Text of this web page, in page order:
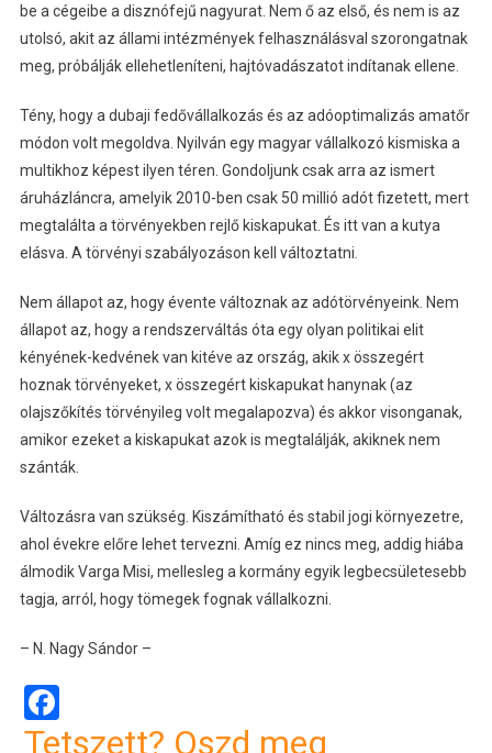
be a cégeibe a disznófejű nagyurat. Nem ő az első, és nem is az
utolsó, akit az állami intézmények felhasználásval szorongatnak
meg, próbálják ellehetleníteni, hajtóvadászatot indítanak ellene.
Tény, hogy a dubaji fedővállalkozás és az adóoptimalizás amatőr
módon volt megoldva. Nyilván egy magyar vállalkozó kismiska a
multikhoz képest ilyen téren. Gondoljunk csak arra az ismert
áruházláncra, amelyik 2010-ben csak 50 millió adót fizetett, mert
megtalálta a törvényekben rejlő kiskapukat. És itt van a kutya
elásva. A törvényi szabályozáson kell változtatni.
Nem állapot az, hogy évente változnak az adótörvényeink. Nem
állapot az, hogy a rendszerváltás óta egy olyan politikai elit
kényének-kedvének van kitéve az ország, akik x összegért
hoznak törvényeket, x összegért kiskapukat hanynak (az
olajszőkítés törvényileg volt megalapozva) és akkor visonganak,
amikor ezeket a kiskapukat azok is megtalálják, akiknek nem
szánták.
Változásra van szükség. Kiszámítható és stabil jogi környezetre,
ahol évekre előre lehet tervezni. Amíg ez nincs meg, addig hiába
álmodik Varga Misi, mellesleg a kormány egyik legbecsületesebb
tagja, arról, hogy tömegek fognak vállalkozni.
– N. Nagy Sándor –
Tetszett? Oszd meg